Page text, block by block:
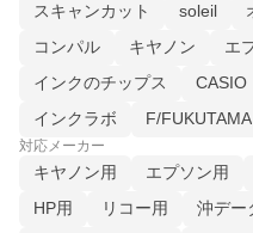
スキャンカット
soleil
コンパル
キヤノン エ
インクのチップス
CASIO
インクラボ
F/FUKUTAMA
対応メーカー
キヤノン用 エプソン用
HP用
リコー用 沖デー